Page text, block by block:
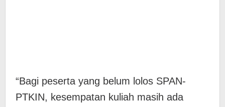
“Bagi peserta yang belum lolos SPAN-
PTKIN, kesempatan kuliah masih ada